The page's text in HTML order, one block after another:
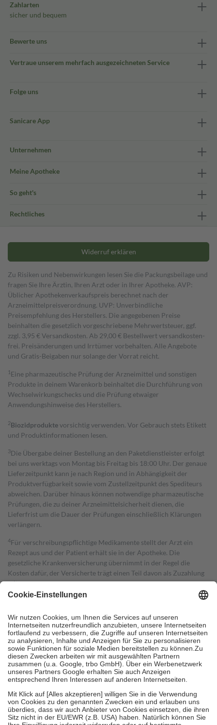
Zahlarten
sicher und bequem
Bewerte uns
Vertraue unserem mehrfach ausgezeichneten Service
Folge uns
Sanicare App
Unternehmen
Meine Apotheke
So geht's
Rechtliches
Widerruf erklären
Zu Risiken und Nebenwirkungen lesen Sie die Packungsbeilage und
fragen Sie Ihre Ärztin, Ihren Arzt oder in Ihrer Apotheke. AVP:
Üblicher Apothekenverkaufspreis berechnet nach der
Arzneimittelpreisverordnung. UVP: Unverbindliche
Preisempfehlung des Herstellers. Die angegebenen Preise
beinhalten die gesetzlich vorgeschriebene Mehrwertsteuer, ggf.
zzgl. 3,95 € Versandkosten. Ab 29,00 € Bestell­wert versand­kosten­
frei. Preisänderungen und Irrtümer vorbehalten. Alle Angebote
und Gratis-Beigaben nur solange der Vorrat reicht.
1 Eine pharmazeutische Prüfung der Arzneimittel und sonstigen
Produkte in deinem Warenkorb beinhaltet die Durchführung von
Wechselwirkungschecks und die Prüfung etwaiger
Anwendungshinweise des Herstellers.
2Biozidproduktevorsichtig verwenden. Vor Gebrauch stets Etikett
und Produktinformationen lesen.
3Die Übergabe deiner Bestellung an den Paketdienstleister erfolgt
bei uns werktags von Montag bis Freitag bis 18:00 Uhr. Der genaue
Lieferzeitpunkt kann je nach Region und in Abhängigkeit der
Produktverfügbarkeit sowie vom Zustellzeitpunkt des Spediteurs
abweichen. Darüber hinaus können notwendige pharmazeutische
Prüfungen, die zu deiner Arzneimittelsicherheit dienen, die
Lieferfrist um die Dauer der Prüfungen einschließlich Klärungen
verlängern.
4Für verschreibungspflichtige Medikamente stellt der Arzt ein
Rezept aus und der Patient erhält sie in der Apotheke. Die
gesetzliche Krankenversicherung übernimmt in der Regel die
Kosten dafür, der Versicherte trägt einen Teil davon als Zuzahlung
mit.
Grundsätzlich leisten Mitglieder Zuzahlungen in Höhe von zehn
höchstens zehn Euro.
Es sind jedoch nie mehr als die tatsächlichen
Kosten der Leistung zu entrichten.
Diese Regeln gelten grundsätzlich auch für Online-Apotheken.
Bei Heilmitteln und häuslicher Krankenpflege beträgt die
Zuzahlung zehn Prozent der Kosten sowie zehn Euro je
Verordnung.
Um das Engagement der Versicherten für ihre eigene Gesundheit zu
stärken und die besondere Stellung der Familie zu unterstützen,
fallenkeine Zuzahlungenan bei:
• Kindern und Jugendlichen bis zum vollendeten 18. Lebensjahr
mit Ausnahme der Fahrkosten